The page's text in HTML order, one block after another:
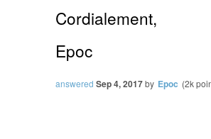
Cordialement,
Epoc
answered Sep 4, 2017by Epoc (2k